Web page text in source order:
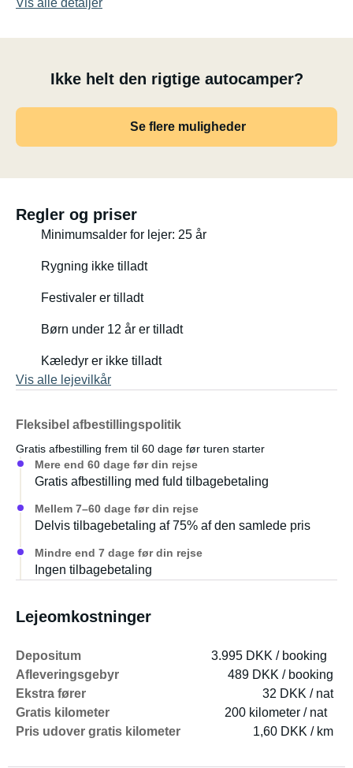
10L bærbar vanddunk.
Bærbart komposttoilet og kraftig køletaske (køler ned til
Stort campingbatteri med inverter (230V stikkontakt
Vandtæt markise med stænger. Kan fastgøres til
skyggefuld.
(Skal fastgøres med barduner)
Nivelleringsramper, fastgørelsesstropper, tørresnor,
forbedres løbende, men den kan allerede bruges perfekt,
som den er.
Medbring venligst dine egne:
Tæppe og pude osv.
To stole og et lille bord er også tilgængelige til udendørs
Vis alle detaljer
Ikke helt den rigtige autocamper?
Se flere muligheder
Regler og priser
Minimumsalder for lejer: 25 år
Rygning ikke tilladt
Festivaler er tilladt
Børn under 12 år er tilladt
Kæledyr er ikke tilladt
Vis alle lejevilkår
Fleksibel afbestillingspolitik
Gratis afbestilling frem til 60 dage før turen starter
Mere end 60 dage før din rejse
Gratis afbestilling med fuld tilbagebetaling
Mellem 7–60 dage før din rejse
Delvis tilbagebetaling af 75% af den samlede pris
Mindre end 7 dage før din rejse
Ingen tilbagebetaling
Lejeomkostninger
Depositum
3.995 DKK / booking
Afleveringsgebyr
489 DKK / booking
Ekstra fører
32 DKK / nat
Gratis kilometer
200 kilometer / nat
Pris udover gratis kilometer
1,60 DKK / km